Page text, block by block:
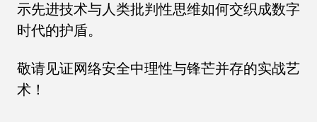
示先进技术与人类批判性思维如何交织成数字
时代的护盾。
敬请见证网络安全中理性与锋芒并存的实战艺
术！